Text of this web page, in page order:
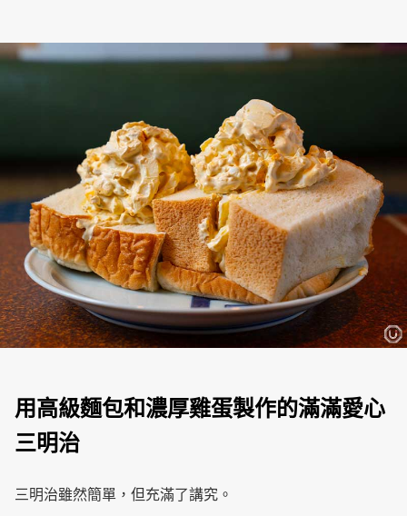
用高級麵包和濃厚雞蛋製作的滿滿愛心
三明治
三明治雖然簡單，但充滿了講究。